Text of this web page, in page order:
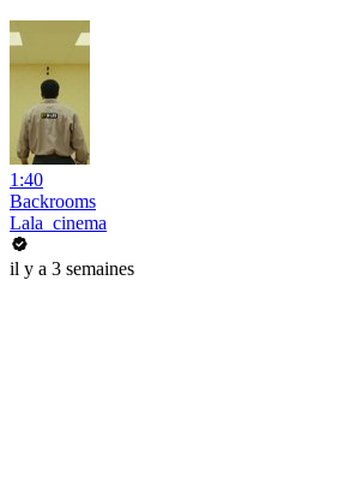
1:40
Backrooms
Lala_cinema
il y a 3 semaines